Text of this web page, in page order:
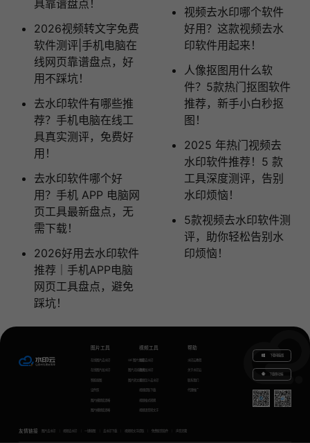
具靠谱盘点！
2026视频转文字免费
软件测评|手机电脑在
线网页靠谱盘点，好
用不踩坑！
去水印软件有哪些推
荐？手机电脑在线工
具真实测评，免费好
用！
去水印软件哪个好
用？手机 APP 电脑网
页工具最新盘点，无
需下载！
2026好用去水印软件
推荐｜手机APP电脑
网页工具盘点，避免
踩坑！
视频去水印哪个软件
好用？这款视频去水
印软件用起来！
人像抠图用什么软
件？5款热门抠图软件
推荐，新手小白秒抠
图！
2025 年热门视频去
水印软件推荐！5 款
工具深度测评，告别
水印烦恼！
5款视频去水印软件测
评，助你轻松告别水
印烦恼！
图片工具
在线图片去水印
在线图片加水印
智能抠图
证件照
图片模糊变清晰
图片模糊变清晰
GIF图片生成
图片无损放大
图片转文字
视频工具
视频去水印
视频加水印
视频怎么去水印
视频提取下载
视频格式转换
视频语音转文字
帮助
水印云教程
关于水印云
联系我们
代理推广
下载电脑版
下载移动端
友情链接 图片去水印 视频去水印 一键抠图 去水印下载 视频转文字提取 免费配音软件